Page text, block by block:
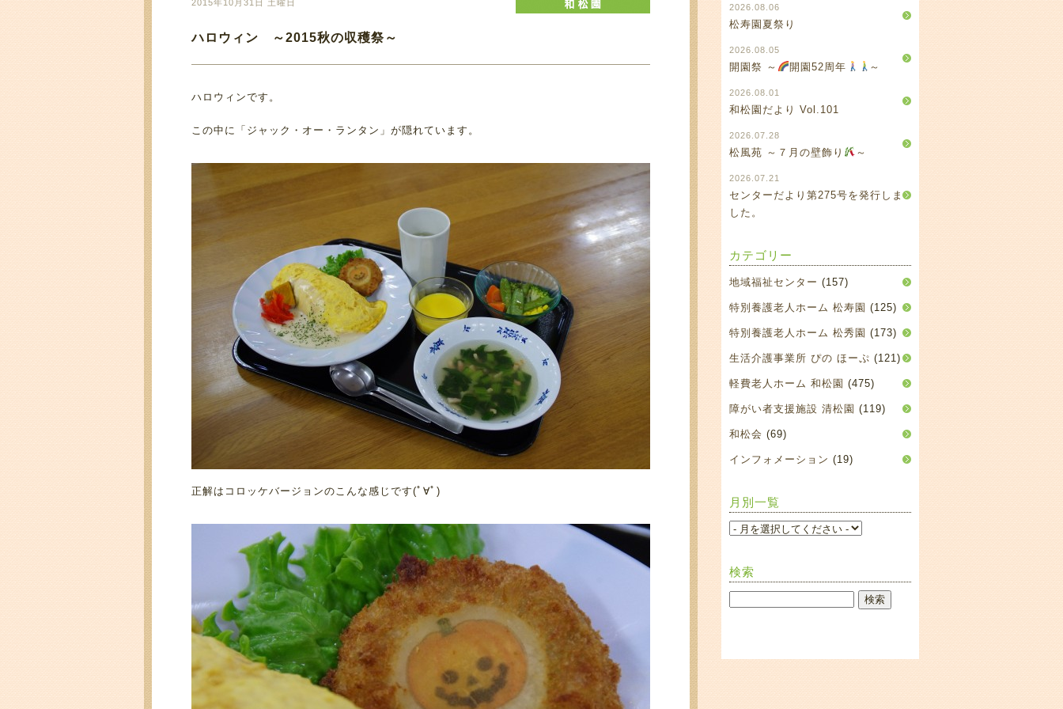
2015年10月31日 土曜日
ハロウィン ～2015秋の収穫祭～
ハロウィンです。
この中に「ジャック・オー・ランタン」が隠れています。
正解はコロッケバージョンのこんな感じです(ﾟ∀ﾟ)
2026.08.06
松寿園夏祭り
2026.08.05
開園祭 ～ 開園52周年 ～
2026.08.01
和松園だより Vol.101
2026.07.28
松風苑 ～７月の壁飾り ～
2026.07.21
センターだより第275号を発行しま
した。
カテゴリー
地域福祉センター (157)
特別養護老人ホーム 松寿園 (125)
特別養護老人ホーム 松秀園 (173)
生活介護事業所 ぴの ほーぷ (121)
軽費老人ホーム 和松園 (475)
障がい者支援施設 清松園 (119)
和松会 (69)
インフォメーション (19)
月別一覧
検索